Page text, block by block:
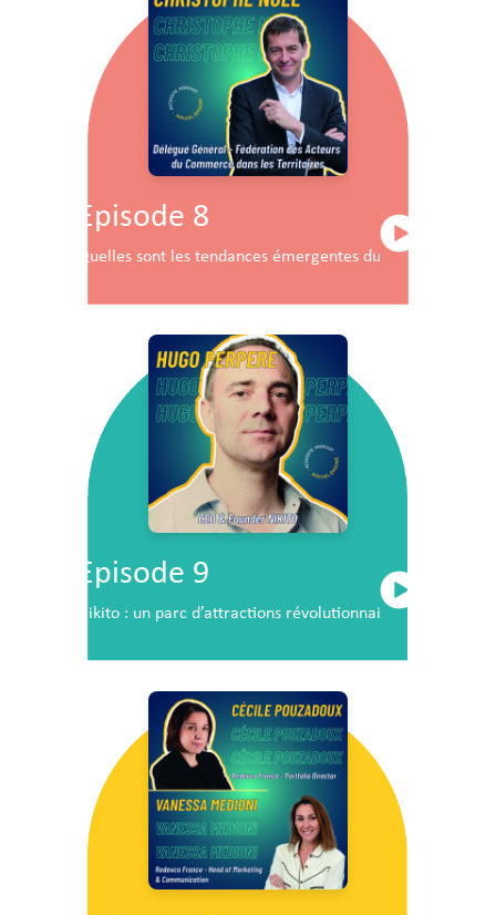
Episode 8
Quelles sont les tendances émergentes du commerce en
Episode 9
Nikito : un parc d’attractions révolutionnaire en plein